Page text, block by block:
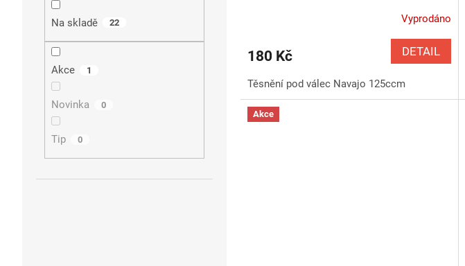
Na skladě 22
Akce 1
Novinka 0
Tip 0
Vyprodáno
180 Kč DETAIL
Těsnění pod válec Navajo 125ccm
Akce